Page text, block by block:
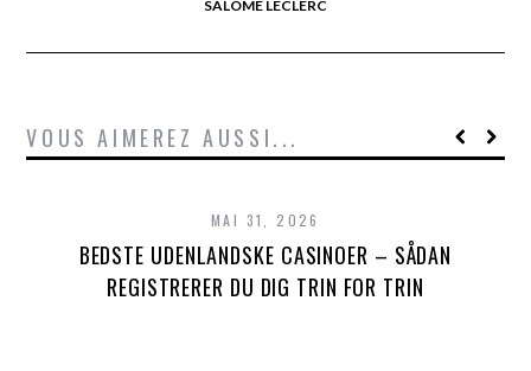
SALOMÉ LECLERC
VOUS AIMEREZ AUSSI...
MAI 31, 2026
BEDSTE UDENLANDSKE CASINOER – SÅDAN
REGISTRERER DU DIG TRIN FOR TRIN